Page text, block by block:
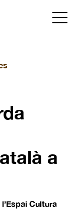
a
Cultura